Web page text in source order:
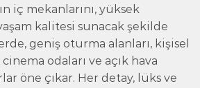
iç mekanlarını, yüksek
kalitesi sunacak şekilde
geniş oturma alanları, kişisel
odaları ve açık hava
öne çıkar. Her detay, lüks ve